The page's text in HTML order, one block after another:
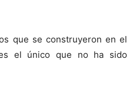
que se construyeron en el
el único que no ha sido